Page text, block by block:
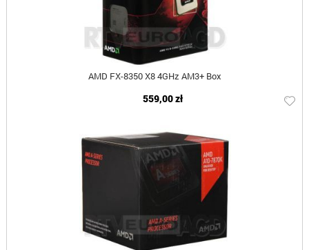
AMD FX-8350 X8 4GHz AM3+ Box
559,00 zł